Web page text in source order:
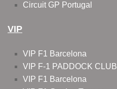
Circuit GP Portugal
VIP
VIP F1 Barcelona
VIP F-1 PADDOCK CLUB
VIP F1 Barcelona